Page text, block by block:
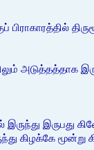
அடுத்தத்தாக
இருந்து
கிழக்கே